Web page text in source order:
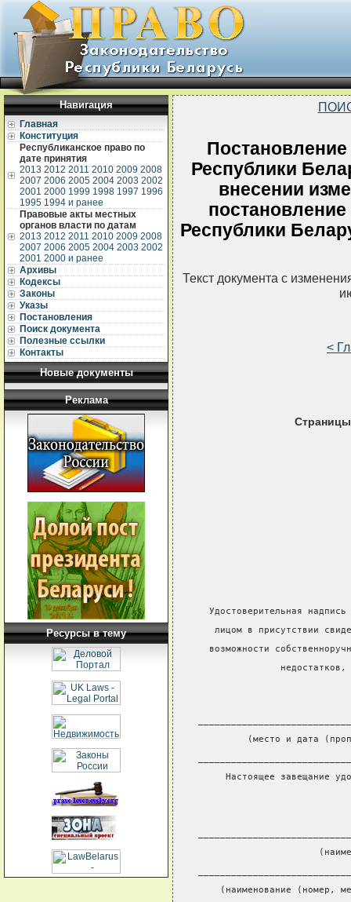
Навигация
Главная
Конституция
Республиканское право по
дате принятия
2013 2012 2011 2010 2009 2008
2007 2006 2005 2004 2003 2002
2001 2000 1999 1998 1997 1996
1995 1994 и ранее
Правовые акты местных
органов власти по датам
2013 2012 2011 2010 2009 2008
2007 2006 2005 2004 2003 2002
2001 2000 и ранее
Архивы
Кодексы
Законы
Указы
Постановления
Поиск документа
Полезные ссылки
Контакты
Новые документы
Реклама
Ресурсы в тему
Республики
внесении
Республики
Текст документа с
<
Удостоверительная
лицом в присутствии
возможности
(место и дата
Настоящее завещание
(наименование (номер,